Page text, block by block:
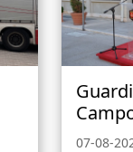
07-08-